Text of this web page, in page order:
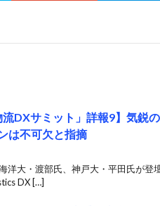
流DXサミット」詳報9】気鋭
は不可欠と指摘
洋大・渡部氏、神戸大・平田氏が
DX […]